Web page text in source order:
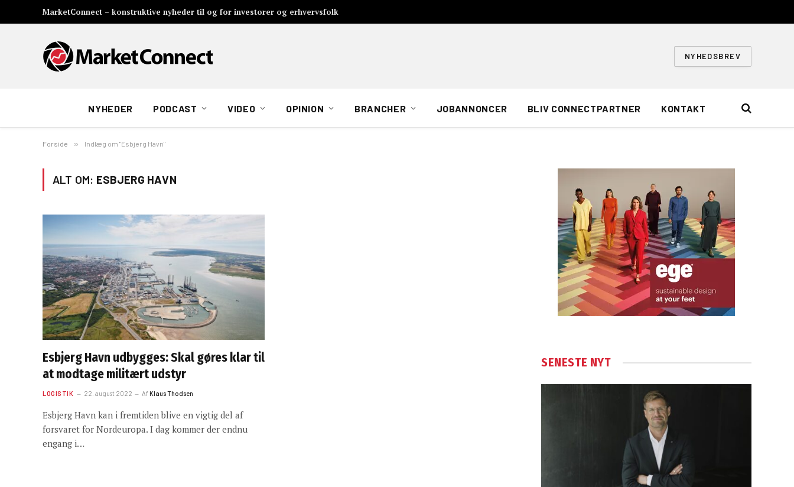
MarketConnect – konstruktive nyheder til og for investorer og erhvervsfolk
NYHEDSBREV
NYHEDER PODCAST VIDEO OPINION BRANCHER JOBANNONCER BLIV CONNECTPARTNER KONTAKT
Forside » Indlæg om "Esbjerg Havn"
ALT OM: ESBJERG HAVN
Esbjerg Havn udbygges: Skal gøres klar til
at modtage militært udstyr
LOGISTIK 22. august 2022 AfKlaus Thodsen
Esbjerg Havn kan i fremtiden blive en vigtig del af
forsvaret for Nordeuropa. I dag kommer der endnu
engang i…
SENESTE NYT